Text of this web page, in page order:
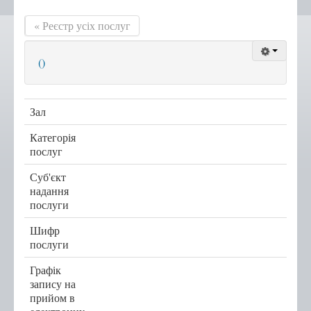
Положення, Регламент
міської ради
Сертифікати
Корисна інформація
Віддалені робочі місця адміністраторів ЦНАП
с.Курівці
с. Чернихів
с. Кобзарівка
с. Городище
« Реєстр усіх послуг
()
Зал
Категорія
послуг
Суб'єкт
надання
послуги
Шифр
послуги
Графік
запису на
прийом в